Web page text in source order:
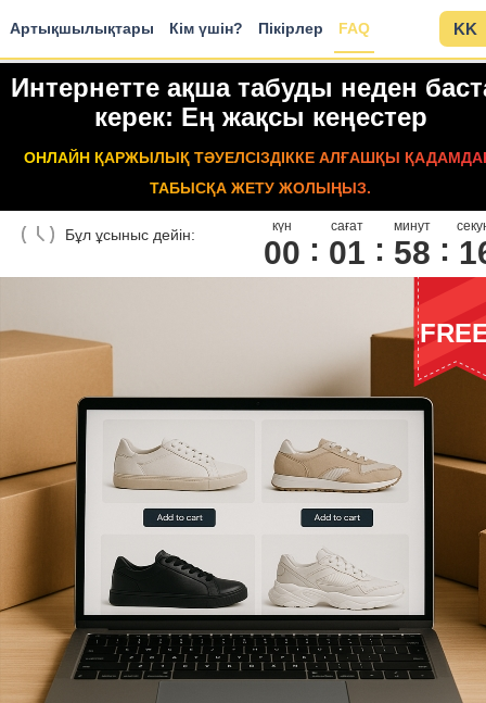
Артықшылықтары Кім үшін? Пікірлер FAQ KK
Интернетте ақша табуды неден
керек: Ең жақсы кеңестер
ОНЛАЙН ҚАРЖЫЛЫҚ ТӘУЕЛСІЗДІККЕ АЛҒАШҚЫ
ТАБЫСҚА ЖЕТУ ЖОЛЫҢЫЗ.
Бұл ұсыныс дейін: күн
00
сағат
01
минут
58 1